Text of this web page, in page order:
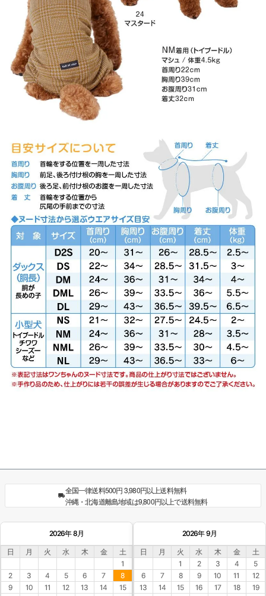
全国一律送料500円 3,980円以上送料無料
沖縄・北海道離島地域は9,800円以上で送料無料
2026年 8月
日 月 火 水 木 金
土
1
2
3 4 5 6 7
8
9
10 11 12 13 14
15
2026年 9月
日 月 火 水 木 金
土
1
2 3 4
5
6
7 8 9 10 11
12
13
14 15 16 17 18
19